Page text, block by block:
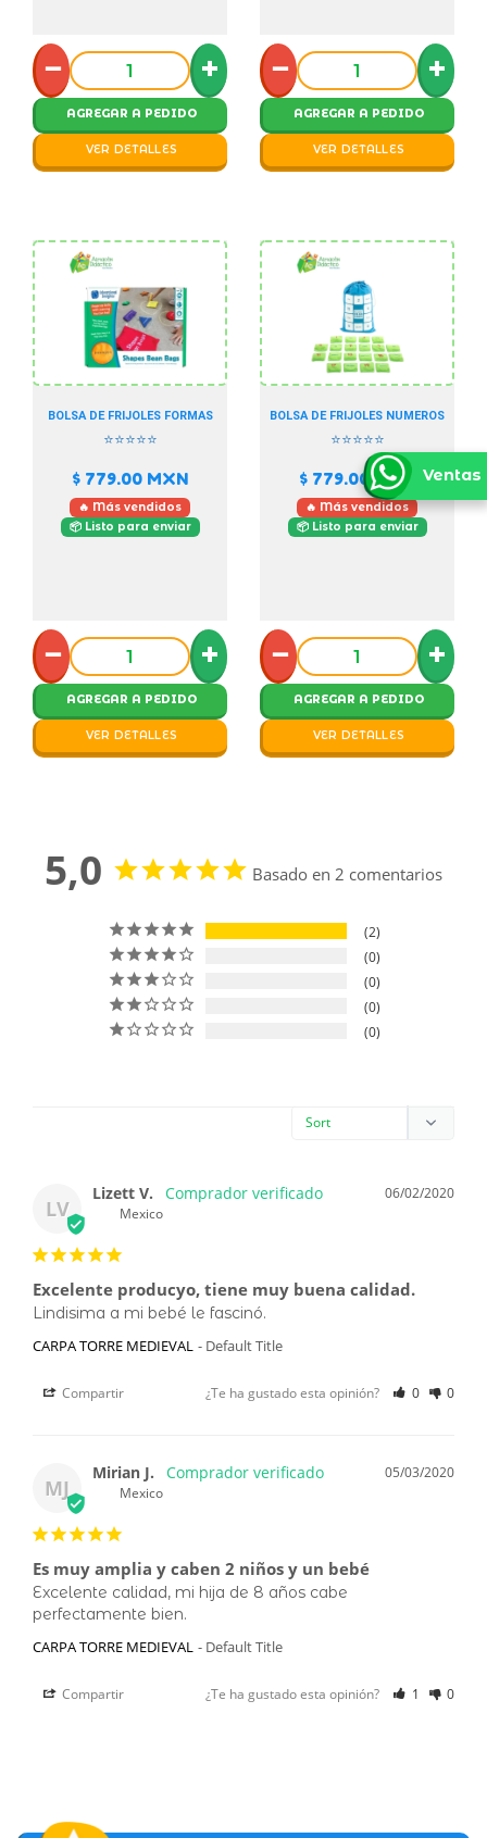
− +
AGREGAR A PEDIDO
VER DETALLES
− +
AGREGAR A PEDIDO
VER DETALLES
BOLSA DE FRIJOLES FORMAS
⭐⭐⭐⭐⭐
$ 779.00 MXN
🔥 Más vendidos
📦 Listo para enviar
− +
AGREGAR A PEDIDO
VER DETALLES
BOLSA DE FRIJOLES NUMEROS
⭐⭐⭐⭐⭐
$ 779.00 MXN
🔥 Más vendidos
📦 Listo para enviar
− +
AGREGAR A PEDIDO
VER DETALLES
5,0 Basado en 2 comentarios
2
0
0
0
0
LV
06/02/2020
Lizett V.
Mexico
Excelente producyo, tiene muy buena calidad.
Lindisima a mi bebé le fascinó.
CARPA TORRE MEDIEVAL
Default Title
Compartir ¿Te ha gustado esta opinión? 0 0
MJ
05/03/2020
Mirian J.
Mexico
Es muy amplia y caben 2 niños y un bebé
Excelente calidad, mi hija de 8 años cabe
perfectamente bien.
CARPA TORRE MEDIEVAL
Default Title
Compartir ¿Te ha gustado esta opinión? 1 0
Ventas